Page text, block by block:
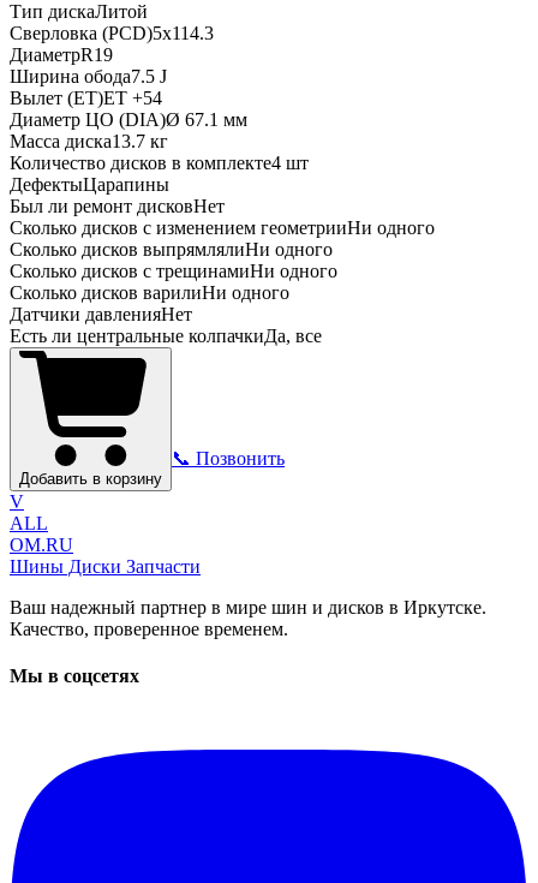
Тип дискаЛитой
Сверловка (PCD)5x114.3
ДиаметрR19
Ширина обода7.5 J
Вылет (ET)ET +54
Диаметр ЦО (DIA)Ø 67.1 мм
Масса диска13.7 кг
Количество дисков в комплекте4 шт
ДефектыЦарапины
Был ли ремонт дисковНет
Сколько дисков с изменением геометрииНи одного
Сколько дисков выпрямлялиНи одного
Сколько дисков с трещинамиНи одного
Сколько дисков варилиНи одного
Датчики давленияНет
Есть ли центральные колпачкиДа, все
Добавить в корзину
📞 Позвонить
V
ALL
OM.RU
Шины Диски Запчасти
Ваш надежный партнер в мире шин и дисков в Иркутске.
Качество, проверенное временем.
Мы в соцсетях